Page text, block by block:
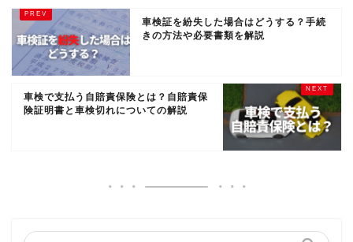
車検証を紛失した場合はどうする？手続
きの方法や必要書類を解説
車検で支払う自賠責保険とは？自賠責保
険証明書と車検切れについての解説